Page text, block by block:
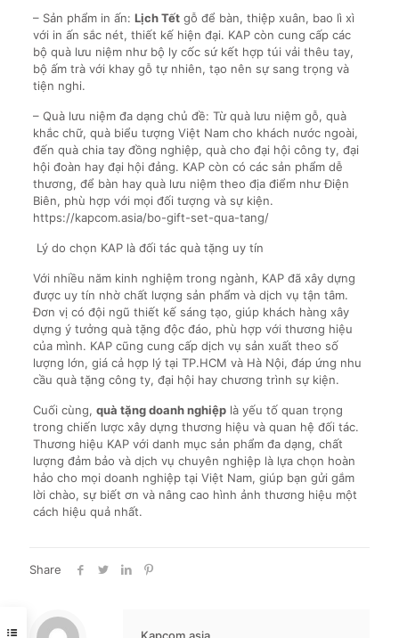
– Sản phẩm in ấn: Lịch Tếtgỗ để bàn, thiệp xuân, bao lì xì
với in ấn sắc nét, thiết kế hiện đại. KAP còn cung cấp các
bộ quà lưu niệm như bộ ly cốc sứ kết hợp túi vải thêu tay,
bộ ấm trà với khay gỗ tự nhiên, tạo nên sự sang trọng và
tiện nghi.
– Quà lưu niệm đa dạng chủ đề: Từ quà lưu niệm gỗ, quà
khắc chữ, quà biểu tượng Việt Nam cho khách nước ngoài,
đến quà chia tay đồng nghiệp, quà cho đại hội công ty, đại
hội đoàn hay đại hội đảng. KAP còn có các sản phẩm dễ
thương, để bàn hay quà lưu niệm theo địa điểm như Điện
Biên, phù hợp với mọi đối tượng và sự kiện.
https://kapcom.asia/bo-gift-set-qua-tang/
Lý do chọn KAP là đối tác quà tặng uy tín
Với nhiều năm kinh nghiệm trong ngành, KAP đã xây dựng
được uy tín nhờ chất lượng sản phẩm và dịch vụ tận tâm.
Đơn vị có đội ngũ thiết kế sáng tạo, giúp khách hàng xây
dựng ý tưởng quà tặng độc đáo, phù hợp với thương hiệu
của mình. KAP cũng cung cấp dịch vụ sản xuất theo số
lượng lớn, giá cả hợp lý tại TP.HCM và Hà Nội, đáp ứng nhu
cầu quà tặng công ty, đại hội hay chương trình sự kiện.
Cuối cùng, quà tặng doanh nghiệplà yếu tố quan trọng
trong chiến lược xây dựng thương hiệu và quan hệ đối tác.
Thương hiệu KAP với danh mục sản phẩm đa dạng, chất
lượng đảm bảo và dịch vụ chuyên nghiệp là lựa chọn hoàn
hảo cho mọi doanh nghiệp tại Việt Nam, giúp bạn gửi gắm
lời chào, sự biết ơn và nâng cao hình ảnh thương hiệu một
cách hiệu quả nhất.
Share